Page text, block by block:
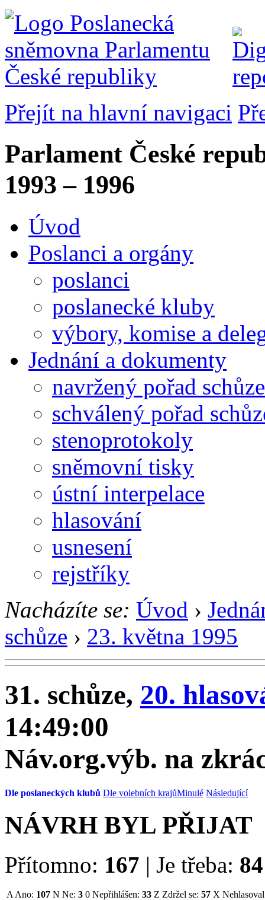
Přejít na hlavní navigaci
Parlament České
1993 – 1996
Úvod
Poslanci a orgány
poslanci
poslanecké kluby
výbory, komise a
Jednání a dokumenty
navržený pořad schůze
schválený pořad
stenoprotokoly
sněmovní tisky
ústní interpelace
hlasování
usnesení
rejstříky
Nacházíte se: Úvod ›
schůze › 23. května 1995
31. schůze, 20.
14:49:00
Náv.org.výb. na
Dle poslaneckých klubů Dle volebních krajůMinulé Následující
NÁVRH BYL PŘIJAT
Přítomno: 167 | Je třeba: 84
A Ano: 107 N Ne: 3 0 Nepřihlášen: 33 Z Zdržel se: 57 X Nehlasoval